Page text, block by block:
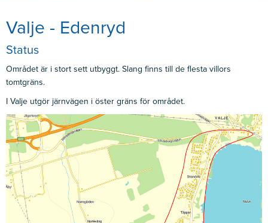
Valje - Edenryd
Status
Området är i stort sett utbyggt. Slang finns till de flesta villors
tomtgräns.
I Valje utgör järnvägen i öster gräns för området.